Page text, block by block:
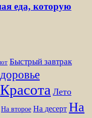
еда, которую
Быстрый завтрак
Красота Лето
На второе На десерт На